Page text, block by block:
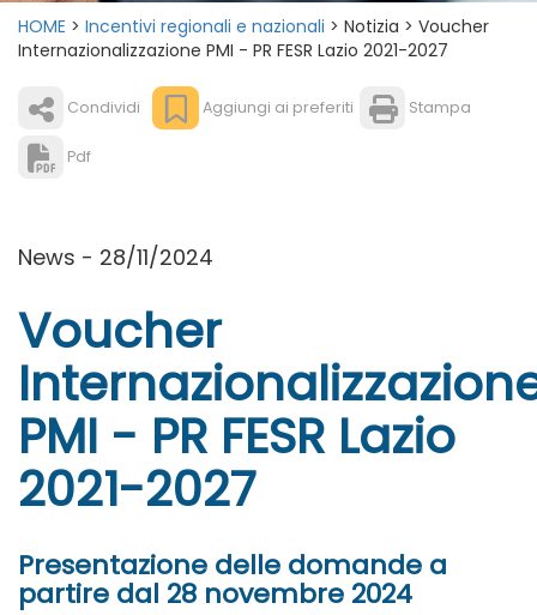
HOME > Incentivi regionali e nazionali > Notizia > Voucher
Internazionalizzazione PMI - PR FESR Lazio 2021-2027
Condividi Aggiungi ai preferiti Stampa
Pdf
News - 28/11/2024
Voucher
PMI - PR FESR Lazio
2021-2027
Presentazione delle domande a
partire dal 28 novembre 2024